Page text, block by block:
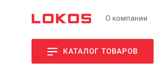
О компании
КАТАЛОГ ТОВАРОВ